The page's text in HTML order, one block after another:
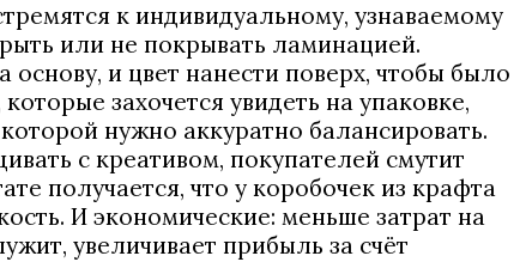
к индивидуальному, узнаваемому
или не покрывать ламинацией.
и цвет нанести поверх, чтобы было
захочется увидеть на упаковке,
нужно аккуратно балансировать.
с креативом, покупателей смутит
получается, что у коробочек из крафта
И экономические: меньше затрат на
увеличивает прибыль за счёт